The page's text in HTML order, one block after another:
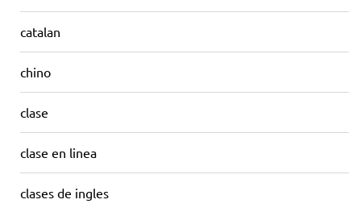
catalan
chino
clase
clase en linea
clases de ingles